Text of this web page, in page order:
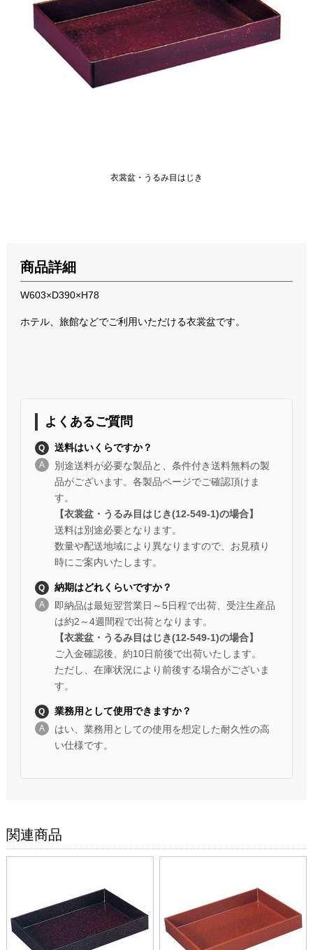
衣裳盆・うるみ目はじき
商品詳細
W603×D390×H78
ホテル、旅館などでご利用いただける衣裳盆です。
よくあるご質問
送料はいくらですか？
別途送料が必要な製品と、条件付き送料無料の製
品がございます。各製品ページでご確認頂けま
す。
【衣裳盆・うるみ目はじき(12-549-1)の場合】
送料は別途必要となります。
数量や配送地域により異なりますので、お見積り
時にご案内いたします。
納期はどれくらいですか？
即納品は最短翌営業日～5日程で出荷、受注生産品
は約2～4週間程で出荷となります。
【衣裳盆・うるみ目はじき(12-549-1)の場合】
ご入金確認後、約10日前後で出荷いたします。
ただし、在庫状況により前後する場合がございま
す。
業務用として使用できますか？
はい、業務用としての使用を想定した耐久性の高
い仕様です。
関連商品